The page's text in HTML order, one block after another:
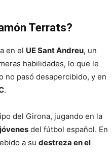
Terrats?
en el UE Sant Andreu, un
habilidades, lo que le
no pasó desapercibido, y en
.
del Girona, jugando en la
del fútbol español. En
a su destreza en el